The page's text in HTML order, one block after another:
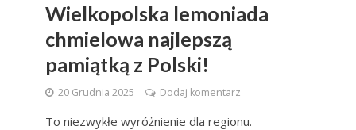
Wielkopolska lemoniada
chmielowa najlepszą
pamiątką z Polski!
20 Grudnia 2025 Dodaj komentarz
To niezwykłe wyróżnienie dla regionu.